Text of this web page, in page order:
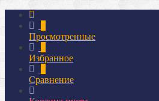
Просмотренные
Избранное
Сравнение